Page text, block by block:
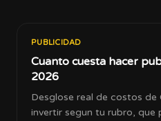
PUBLICIDAD
Cuanto cuesta hacer
2026
Desglose real de costos de
invertir segun tu rubro, que